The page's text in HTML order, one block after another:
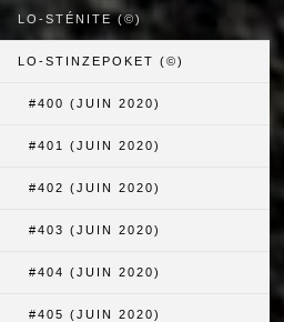
LO-STÉNITE (©)
LO-STINZEPOKET (©)
#400 (JUIN 2020)
#401 (JUIN 2020)
#402 (JUIN 2020)
#403 (JUIN 2020)
#404 (JUIN 2020)
#405 (JUIN 2020)